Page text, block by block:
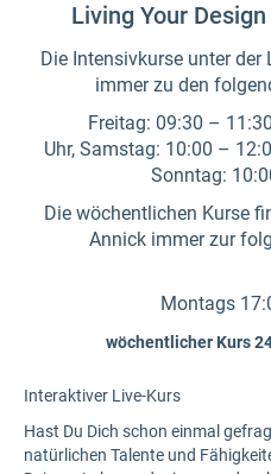
Living Your
Die Intensivkurse unter
immer zu den
Freitag: 09:30 –
Uhr, Samstag: 10:00 –
Sonntag:
Die wöchentlichen Kurse
Annick immer zur
Montags
Interaktiver Live-Kurs
Hast Du Dich schon einmal
natürlichen Talente und